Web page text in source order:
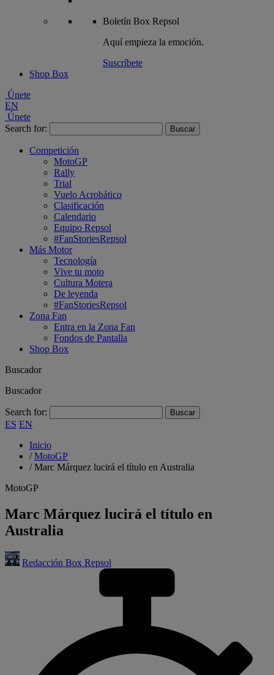
Boletín Box Repsol
Aquí empieza la emoción.
Suscríbete
Shop Box
Únete
EN
Únete
Search for:
Competición
MotoGP
Rally
Trial
Vuelo Acrobático
Clasificación
Calendario
Equipo Repsol
#FanStoriesRepsol
Más Motor
Tecnología
Vive tu moto
Cultura Motera
De leyenda
#FanStoriesRepsol
Zona Fan
Entra en la Zona Fan
Fondos de Pantalla
Shop Box
Buscador
Buscador
Search for:
ES EN
Inicio
/MotoGP
/Marc Márquez lucirá el título en Australia
MotoGP
Marc Márquez lucirá el título en
Australia
Redacción Box Repsol